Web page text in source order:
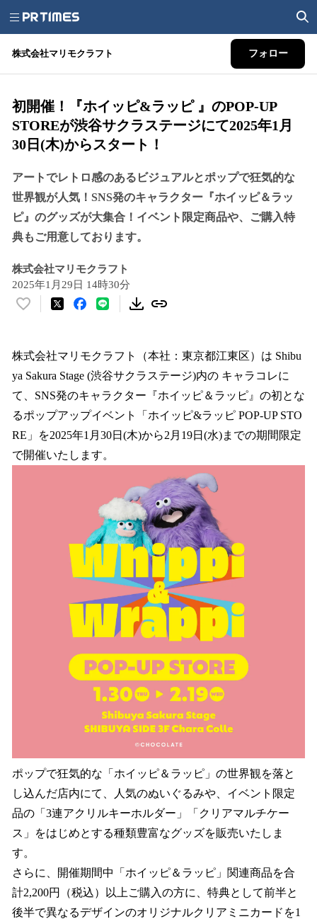
株式会社マリモクラフト フォロー
初開催！『ホイッピ&ラッピ 』のPOP-UP
STOREが渋谷サクラステージにて2025年1月
30日(木)からスタート！
アートでレトロ感のあるビジュアルとポップで狂気的な
世界観が人気！SNS発のキャラクター『ホイッピ＆ラッ
ピ』のグッズが大集合！イベント限定商品や、ご購入特
典もご用意しております。
株式会社マリモクラフト
2025年1月29日 14時30分
い
！
数
読
み
込
み
中
株式会社マリモクラフト（本社：東京都江東区）は Shibu
ya Sakura Stage (渋谷サクラステージ)内の キャラコレに
て、SNS発のキャラクター『ホイッピ＆ラッピ』の初とな
るポップアップイベント「ホイッピ&ラッピ POP-UP STO
RE」を2025年1月30日(木)から2月19日(水)までの期間限定
で開催いたします。
ポップで狂気的な「ホイッピ＆ラッピ」の世界観を落と
し込んだ店内にて、人気のぬいぐるみや、イベント限定
品の「3連アクリルキーホルダー」「クリアマルチケー
ス」をはじめとする種類豊富なグッズを販売いたしま
す。
さらに、開催期間中「ホイッピ＆ラッピ」関連商品を合
計2,200円（税込）以上ご購入の方に、特典として前半と
後半で異なるデザインのオリジナルクリアミニカードを1